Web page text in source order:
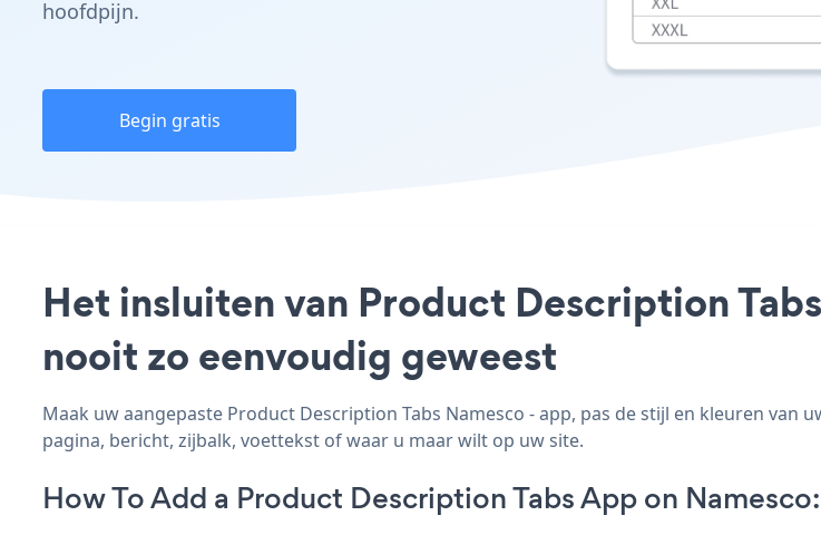
hoofdpijn.
Begin gratis
Het insluiten van Product Description
nooit zo eenvoudig geweest
Maak uw aangepaste Product Description Tabs Namesco - app, pas de stijl en kleuren van
pagina, bericht, zijbalk, voettekst of waar u maar wilt op uw site.
How To Add a Product Description Tabs App on Namesco: